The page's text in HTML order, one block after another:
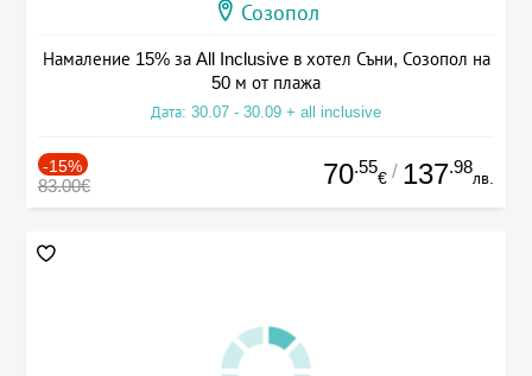
Созопол
Намаление 15% за All Inclusive в хотел Съни, Созопол на
50 м от плажа
Дата: 30.07 - 30.09 + all inclusive
-15%
83.00€ 70.55
€ / 137.98
лв.